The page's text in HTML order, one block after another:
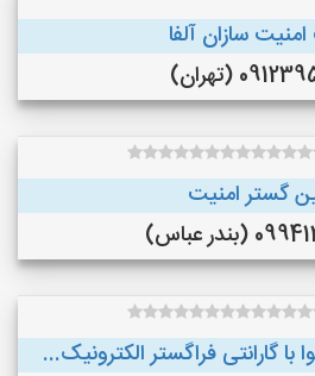
سازان آلفا
(تهران)
گستر امنیت
عباس)
با گارانتی فراگستر الکترونیک...